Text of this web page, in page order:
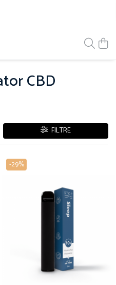
CBD
FILTRE
-29%